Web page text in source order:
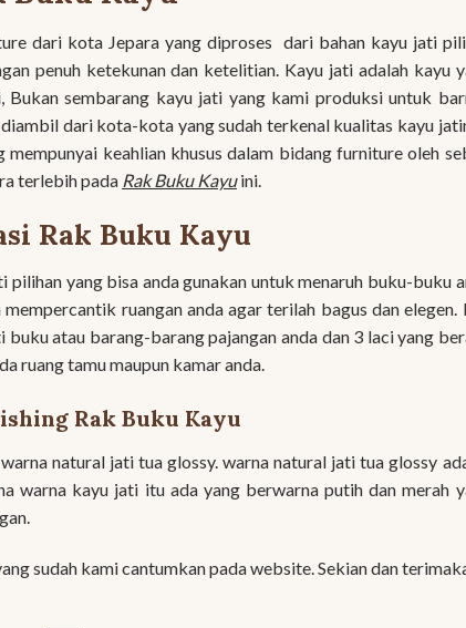
dari kota Jepara yang diproses dari bahan kayu jati
penuh ketekunan dan ketelitian. Kayu jati adalah kayu
Bukan sembarang kayu jati yang kami produksi untuk
dari kota-kota yang sudah terkenal kualitas kayu
keahlian khusus dalam bidang furniture oleh
terlebih pada Rak Buku Kayuini.
Rak Buku Kayu
yang bisa anda gunakan untuk menaruh buku-buku
ruangan anda agar terilah bagus dan elegen.
atau barang-barang pajangan anda dan 3 laci yang
ruang tamu maupun kamar anda.
Rak Buku Kayu
natural jati tua glossy. warna natural jati tua glossy
warna kayu jati itu ada yang berwarna putih dan merah
sudah kami cantumkan pada website. Sekian dan